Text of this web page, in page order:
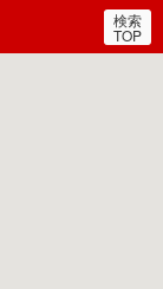
便局・日本郵政グルー
検索
TOP